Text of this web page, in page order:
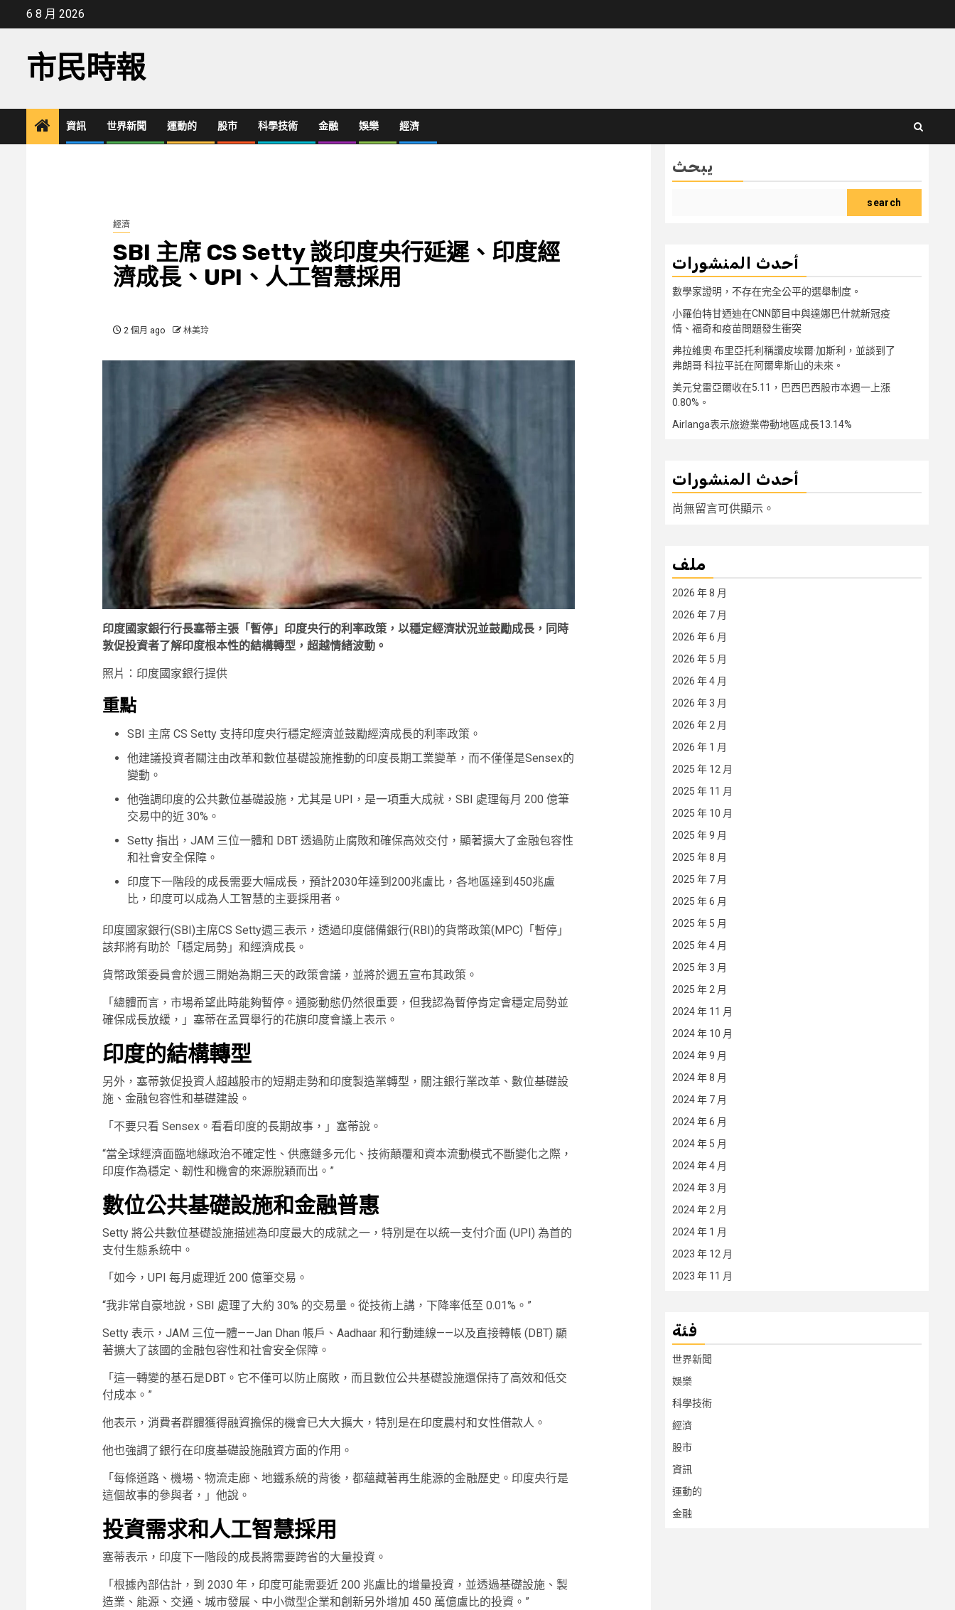
6 8 月 2026
市民時報
資訊 世界新聞 運動的 股市 科學技術 金融 娛樂 經濟
經濟
SBI 主席 CS Setty 談印度央行延遲、印度經
濟成長、UPI、人工智慧採用
2 個月 ago 林美玲
印度國家銀行行長塞蒂主張「暫停」印度央行的利率政策，以穩定經濟狀況並鼓勵成長，同時
敦促投資者了解印度根本性的結構轉型，超越情緒波動。
照片：印度國家銀行提供
重點
SBI 主席 CS Setty 支持印度央行穩定經濟並鼓勵經濟成長的利率政策。
他建議投資者關注由改革和數位基礎設施推動的印度長期工業變革，而不僅僅是Sensex的
變動。
他強調印度的公共數位基礎設施，尤其是 UPI，是一項重大成就，SBI 處理每月 200 億筆
交易中的近 30%。
Setty 指出，JAM 三位一體和 DBT 透過防止腐敗和確保高效交付，顯著擴大了金融包容性
和社會安全保障。
印度下一階段的成長需要大幅成長，預計2030年達到200兆盧比，各地區達到450兆盧
比，印度可以成為人工智慧的主要採用者。
印度國家銀行(SBI)主席CS Setty週三表示，透過印度儲備銀行(RBI)的貨幣政策(MPC)「暫停」
該邦將有助於「穩定局勢」和經濟成長。
貨幣政策委員會於週三開始為期三天的政策會議，並將於週五宣布其政策。
「總體而言，市場希望此時能夠暫停。通膨動態仍然很重要，但我認為暫停肯定會穩定局勢並
確保成長放緩，」塞蒂在孟買舉行的花旗印度會議上表示。
印度的結構轉型
另外，塞蒂敦促投資人超越股市的短期走勢和印度製造業轉型，關注銀行業改革、數位基礎設
施、金融包容性和基礎建設。
「不要只看 Sensex。看看印度的長期故事，」塞蒂說。
“當全球經濟面臨地緣政治不確定性、供應鏈多元化、技術顛覆和資本流動模式不斷變化之際，
印度作為穩定、韌性和機會的來源脫穎而出。”
數位公共基礎設施和金融普惠
Setty 將公共數位基礎設施描述為印度最大的成就之一，特別是在以統一支付介面 (UPI) 為首的
支付生態系統中。
「如今，UPI 每月處理近 200 億筆交易。
“我非常自豪地說，SBI 處理了大約 30% 的交易量。從技術上講，下降率低至 0.01%。”
Setty 表示，JAM 三位一體——Jan Dhan 帳戶、Aadhaar 和行動連線——以及直接轉帳 (DBT) 顯
著擴大了該國的金融包容性和社會安全保障。
「這一轉變的基石是DBT。它不僅可以防止腐敗，而且數位公共基礎設施還保持了高效和低交
付成本。”
他表示，消費者群體獲得融資擔保的機會已大大擴大，特別是在印度農村和女性借款人。
他也強調了銀行在印度基礎設施融資方面的作用。
「每條道路、機場、物流走廊、地鐵系統的背後，都蘊藏著再生能源的金融歷史。印度央行是
這個故事的參與者，」他說。
投資需求和人工智慧採用
塞蒂表示，印度下一階段的成長將需要跨省的大量投資。
「根據內部估計，到 2030 年，印度可能需要近 200 兆盧比的增量投資，並透過基礎設施、製
造業、能源、交通、城市發展、中小微型企業和創新另外增加 450 萬億盧比的投資。”
يبحث
search
أحدث المنشورات
數學家證明，不存在完全公平的選舉制度。
小羅伯特甘迺迪在CNN節目中與達娜巴什就新冠疫
情、福奇和疫苗問題發生衝突
弗拉維奧·布里亞托利稱讚皮埃爾·加斯利，並談到了
弗朗哥·科拉平託在阿爾卑斯山的未來。
美元兌雷亞爾收在5.11，巴西巴西股市本週一上漲
0.80%。
Airlanga表示旅遊業帶動地區成長13.14%
أحدث المنشورات
尚無留言可供顯示。
ملف
2026 年 8 月
2026 年 7 月
2026 年 6 月
2026 年 5 月
2026 年 4 月
2026 年 3 月
2026 年 2 月
2026 年 1 月
2025 年 12 月
2025 年 11 月
2025 年 10 月
2025 年 9 月
2025 年 8 月
2025 年 7 月
2025 年 6 月
2025 年 5 月
2025 年 4 月
2025 年 3 月
2025 年 2 月
2024 年 11 月
2024 年 10 月
2024 年 9 月
2024 年 8 月
2024 年 7 月
2024 年 6 月
2024 年 5 月
2024 年 4 月
2024 年 3 月
2024 年 2 月
2024 年 1 月
2023 年 12 月
2023 年 11 月
فئة
世界新聞
娛樂
科學技術
經濟
股市
資訊
運動的
金融